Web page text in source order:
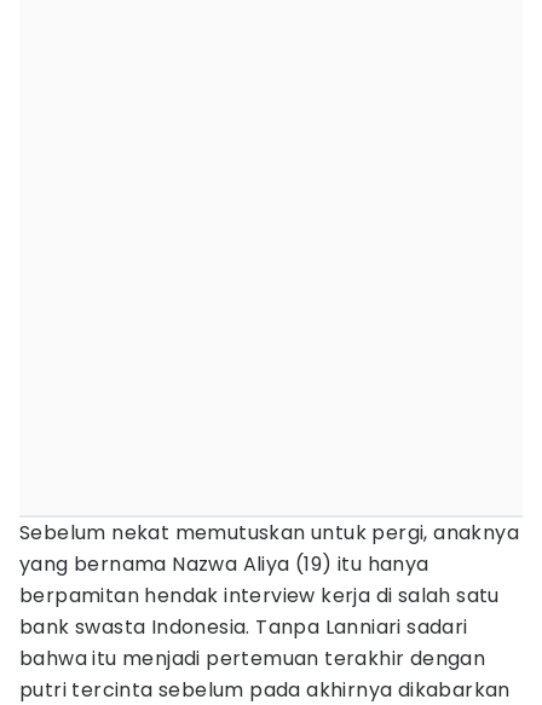
Sebelum nekat memutuskan untuk pergi, anaknya
yang bernama Nazwa Aliya (19) itu hanya
berpamitan hendak interview kerja di salah satu
bank swasta Indonesia. Tanpa Lanniari sadari
bahwa itu menjadi pertemuan terakhir dengan
putri tercinta sebelum pada akhirnya dikabarkan